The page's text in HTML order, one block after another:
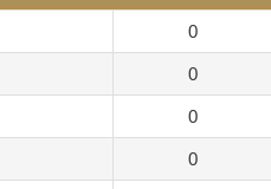
0
0
0
0